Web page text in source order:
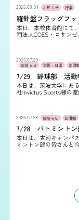
上げます。たく…
2026.08.01 お知らせ 行事
本日、本校体育館にて
団法人COES・ロサン
ル」が開催されまし…
2026.07.29
お知らせ 学習・日常 部活
7/29 野球部 活動
本日は、筑波大学にあ
社Invictus Sports様の
2026.07.28 お知らせ 部活動
本日は、古河キャンパ
ミントン部の皆さんと